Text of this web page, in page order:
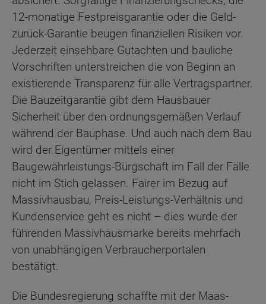
12-monatige Festpreisgarantie oder die Geld-
zurück-Garantie beugen finanziellen Risiken vor.
Jederzeit einsehbare Gutachten und bauliche
Vorschriften unterstreichen die von Beginn an
existierende Transparenz für alle Vertragspartner.
Die Bauzeitgarantie gibt dem Hausbauer
Sicherheit über den ordnungsgemäßen Verlauf
während der Bauphase. Und auch nach dem Bau
wird der Eigentümer mittels einer
Baugewährleistungs-Bürgschaft im Fall der Fälle
nicht im Stich gelassen. Fairer im Bezug auf
Massivhausbau, Preis-Leistungs-Verhältnis und
Kundenservice geht es nicht – dies wurde der
führenden Massivhausmarke bereits mehrfach
von unabhängigen Verbraucherportalen
bestätigt.
Die Bundesregierung schaffte mit der Maas-